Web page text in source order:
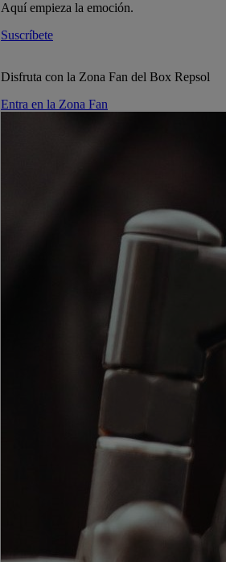
Aquí empieza la emoción.
Suscríbete
Disfruta con la Zona Fan del Box Repsol
Entra en la Zona Fan